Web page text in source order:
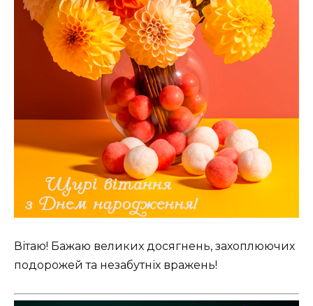
Вітаю! Бажаю великих досягнень, захоплюючих
подорожей та незабутніх вражень!